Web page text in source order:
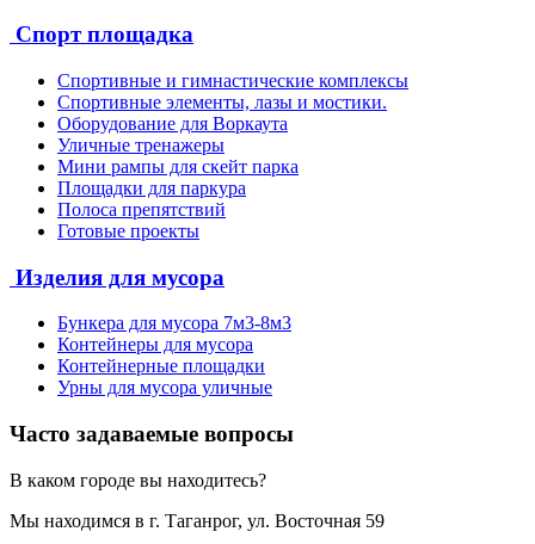
Спорт площадка
Спортивные и гимнастические комплексы
Спортивные элементы, лазы и мостики.
Оборудование для Воркаута
Уличные тренажеры
Мини рампы для скейт парка
Площадки для паркура
Полоса препятствий
Готовые проекты
Изделия для мусора
Бункера для мусора 7м3-8м3
Контейнеры для мусора
Контейнерные площадки
Урны для мусора уличные
Часто задаваемые вопросы
В каком городе вы находитесь?
Мы находимся в г. Таганрог, ул. Восточная 59